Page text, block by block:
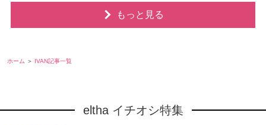
もっと見る
ホーム IVAN記事一覧
eltha イチオシ特集